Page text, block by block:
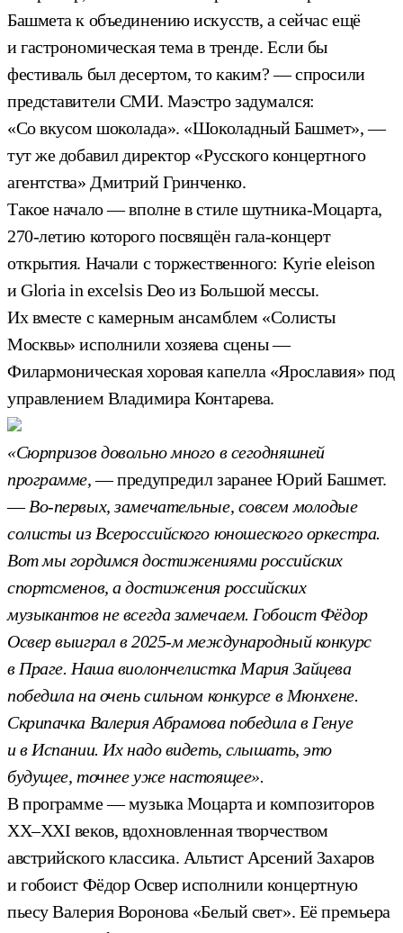
Башмета к объединению искусств, а сейчас ещё
и гастрономическая тема в тренде. Если бы
фестиваль был десертом, то каким? — спросили
представители СМИ. Маэстро задумался:
«Со вкусом шоколада». «Шоколадный Башмет», —
тут же добавил директор «Русского концертного
агентства» Дмитрий Гринченко.
Такое начало — вполне в стиле шутника-Моцарта,
270-летию которого посвящён гала-концерт
открытия. Начали с торжественного: Kyrie eleison
и Gloria in excelsis Deo из Большой мессы.
Их вместе с камерным ансамблем «Солисты
Москвы» исполнили хозяева сцены —
Филармоническая хоровая капелла «Ярославия» под
управлением Владимира Контарева.
«Сюрпризов довольно много в сегодняшней
программе,— предупредил заранее Юрий Башмет.
—Во-первых, замечательные, совсем молодые
солисты из Всероссийского юношеского оркестра.
Вот мы гордимся достижениями российских
спортсменов, а достижения российских
музыкантов не всегда замечаем. Гобоист Фёдор
Освер выиграл в 2025-м международный конкурс
в Праге. Наша виолончелистка Мария Зайцева
победила на очень сильном конкурсе в Мюнхене.
Скрипачка Валерия Абрамова победила в Генуе
и в Испании. Их надо видеть, слышать, это
будущее, точнее уже настоящее».
В программе — музыка Моцарта и композиторов
XX–XXI веков, вдохновленная творчеством
австрийского классика. Альтист Арсений Захаров
и гобоист Фёдор Освер исполнили концертную
пьесу Валерия Воронова «Белый свет». Её премьера